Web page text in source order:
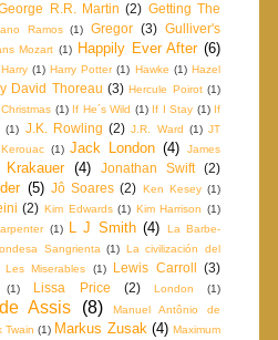
R.R. Martin (2) Getting The
Ramos (1) Gregor (3) Gulliver's
Mozart (1) Happily Ever After (6)
Harry (1) Harry Potter (1) Hawke (1) Hazel
David Thoreau (3) Hercule Poirot (1)
(1) If He´s Wild (1) If I Stay (1) If
(1) J.K. Rowling (2) J.R. Ward (1) JT
(1) Jack London (4)
James
(4) Jonathan Swift (2)
(5) Jô Soares (2) Ken Kesey (1)
(2) Kim Edwards (1) Kim Harrison (1)
(1) L J Smith (4)
La Barbe‬-
Sangrienta (1) La civilización del
Les Miserables (1) Lewis Carroll (3)
(1) Lissa Price (2) London (1)
Assis (8)
Manuel Antônio de
Twain (1) Markus Zusak (4) Maximum